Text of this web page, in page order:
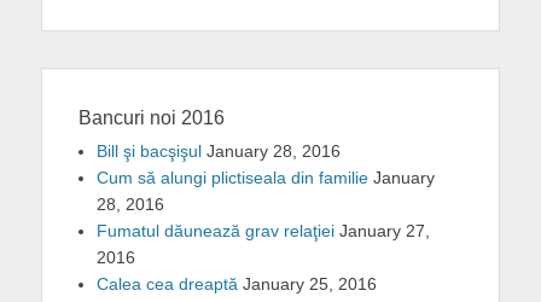
Bancuri noi 2016
Bill şi bacşişul January 28, 2016
Cum să alungi plictiseala din familie January
28, 2016
Fumatul dăunează grav relaţiei January 27,
2016
Calea cea dreaptă January 25, 2016